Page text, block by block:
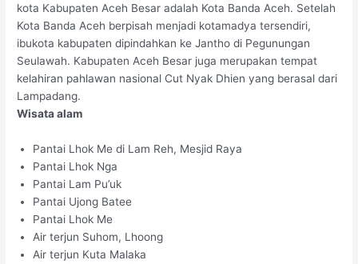
kota Kabupaten Aceh Besar adalah Kota Banda Aceh. Setelah
Kota Banda Aceh berpisah menjadi kotamadya tersendiri,
ibukota kabupaten dipindahkan ke Jantho di Pegunungan
Seulawah. Kabupaten Aceh Besar juga merupakan tempat
kelahiran pahlawan nasional Cut Nyak Dhien yang berasal dari
Lampadang.
Wisata alam
Pantai Lhok Me di Lam Reh, Mesjid Raya
Pantai Lhok Nga
Pantai Lam Pu’uk
Pantai Ujong Batee
Pantai Lhok Me
Air terjun Suhom, Lhoong
Air terjun Kuta Malaka